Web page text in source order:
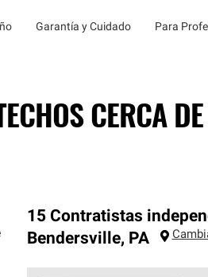
Garantía y Cuidado Para
CERCA DE
15 Contratistas
Bendersville, PA